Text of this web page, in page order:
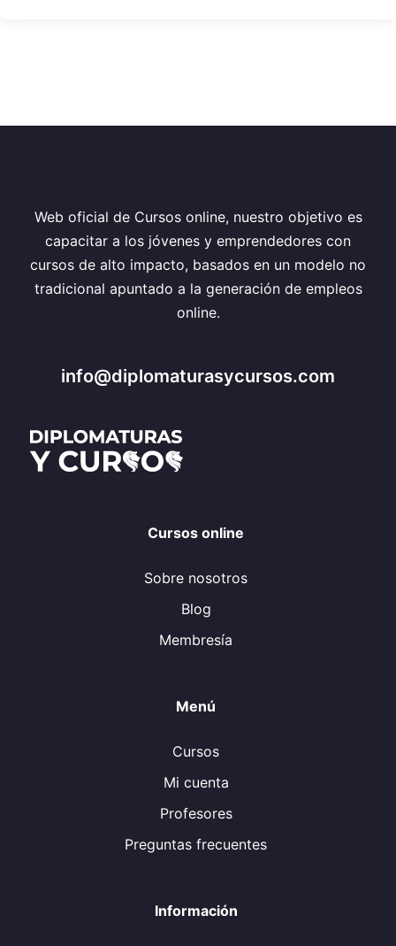
Web oficial de Cursos online, nuestro objetivo es
capacitar a los jóvenes y emprendedores con
cursos de alto impacto, basados en un modelo no
tradicional apuntado a la generación de empleos
online.
info@diplomaturasycursos.com
Cursos online
Sobre nosotros
Blog
Membresía
Menú
Cursos
Mi cuenta
Profesores
Preguntas frecuentes
Información